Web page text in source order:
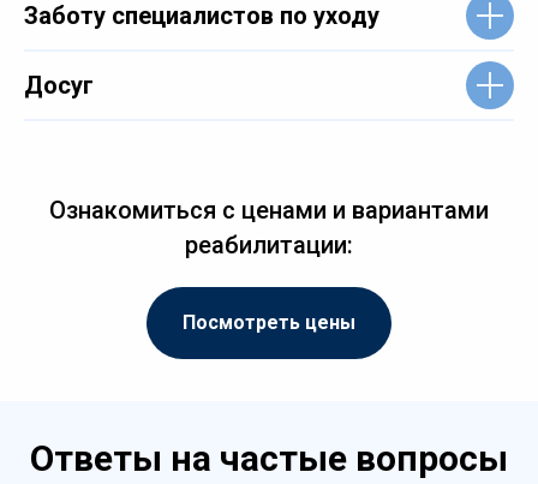
Заботу специалистов по уходу
Досуг
Ознакомиться с ценами и вариантами
реабилитации:
Посмотреть цены
Ответы на частые вопросы